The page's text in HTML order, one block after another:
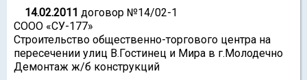
14.02.2011 договор №14/02-1
СООО «СУ-177»
Строительство общественно-торгового центра на
пересечении улиц В.Гостинец и Мира в г.Молодечно
Демонтаж ж/б конструкций